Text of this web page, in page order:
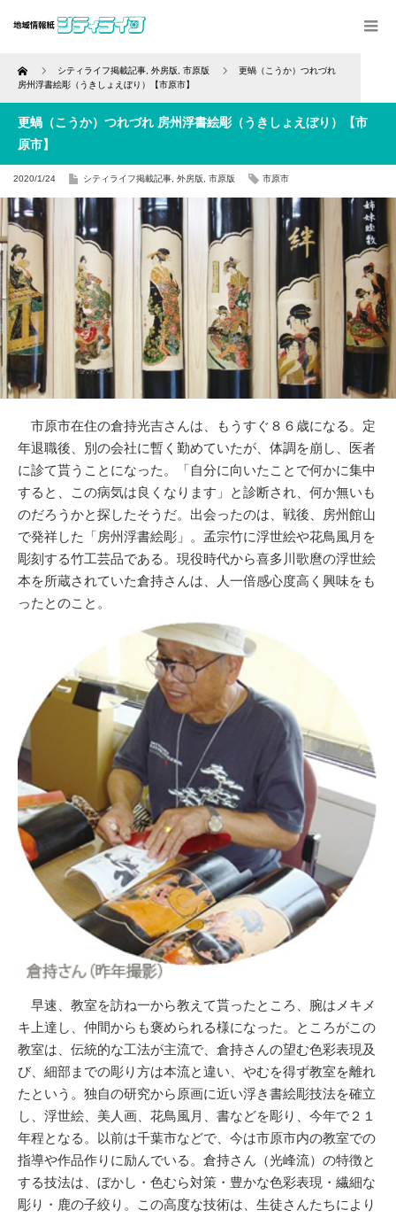
Home シティライフ掲載記事 外房版 市原版
更蝸（こうか）つれづれ
房州浮書絵彫（うきしょえぼり）【市原市】
更蝸（こうか）つれづれ 房州浮書絵彫（うきしょえぼり）【市
原市】
2020/1/24 シティライフ掲載記事 外房版 市原版 市原市
市原市在住の倉持光吉さんは、もうすぐ８６歳になる。定
年退職後、別の会社に暫く勤めていたが、体調を崩し、医者
に診て貰うことになった。「自分に向いたことで何かに集中
すると、この病気は良くなります」と診断され、何か無いも
のだろうかと探したそうだ。出会ったのは、戦後、房州館山
で発祥した「房州浮書絵彫」。孟宗竹に浮世絵や花鳥風月を
彫刻する竹工芸品である。現役時代から喜多川歌麿の浮世絵
本を所蔵されていた倉持さんは、人一倍感心度高く興味をも
ったとのこと。
早速、教室を訪ね一から教えて貰ったところ、腕はメキメ
キ上達し、仲間からも褒められる様になった。ところがこの
教室は、伝統的な工法が主流で、倉持さんの望む色彩表現及
び、細部までの彫り方は本流と違い、やむを得ず教室を離れ
たという。独自の研究から原画に近い浮き書絵彫技法を確立
し、浮世絵、美人画、花鳥風月、書などを彫り、今年で２１
年程となる。以前は千葉市などで、今は市原市内の教室での
指導や作品作りに励んでいる。倉持さん（光峰流）の特徴と
する技法は、ぼかし・色むら対策・豊かな色彩表現・繊細な
彫り・鹿の子絞り。この高度な技術は、生徒さんたちにより